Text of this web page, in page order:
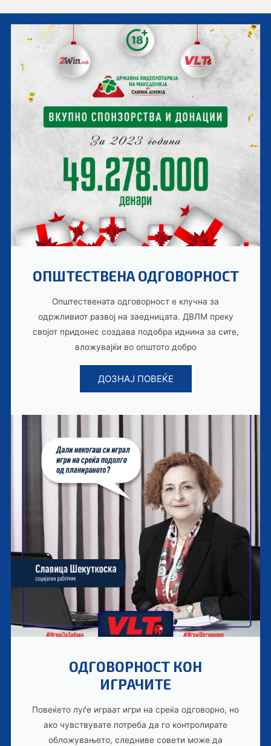
ОПШТЕСТВЕНА ОДГОВОРНОСТ
Општествената одговорност е клучна за
одржливиот развој на заедницата. ДВЛМ преку
својот придонес создава подобра иднина за сите,
вложувајќи во општото добро
ДОЗНАЈ ПОВЕЌЕ
ОДГОВОРНОСТ КОН
ИГРАЧИТЕ
Повеќето луѓе играат игри на среќа одговорно, но
ако чувствувате потреба да го контролирате
обложувањето, следниве совети може да